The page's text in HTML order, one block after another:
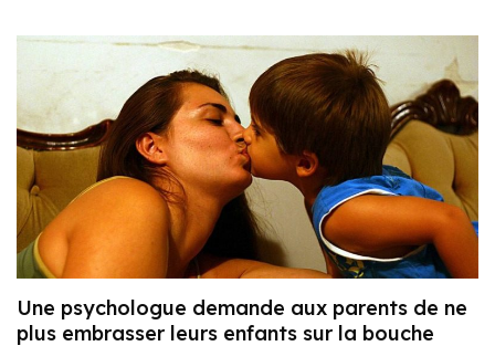
Une psychologue demande aux parents de ne
plus embrasser leurs enfants sur la bouche